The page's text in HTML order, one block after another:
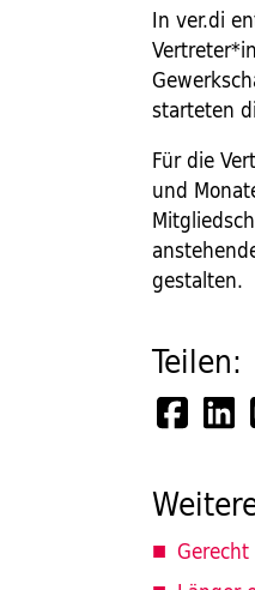
In ver.di
starteten
Für die
und
gestalten.
Teilen: